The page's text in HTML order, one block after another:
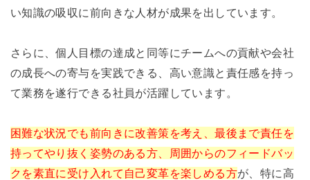
い知識の吸収に前向きな人材が成果を出しています。
さらに、個人目標の達成と同等にチームへの貢献や会社
の成長への寄与を実践できる、高い意識と責任感を持っ
て業務を遂行できる社員が活躍しています。
困難な状況でも前向きに改善策を考え、最後まで責任を
持ってやり抜く姿勢のある方、周囲からのフィードバッ
クを素直に受け入れて自己変革を楽しめる方が、特に高